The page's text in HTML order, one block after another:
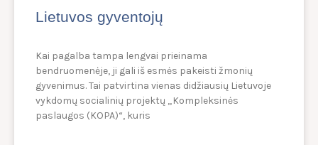
Lietuvos gyventojų
Kai pagalba tampa lengvai prieinama
bendruomenėje, ji gali iš esmės pakeisti žmonių
gyvenimus. Tai patvirtina vienas didžiausių Lietuvoje
vykdomų socialinių projektų „Kompleksinės
paslaugos (KOPA)“, kuris